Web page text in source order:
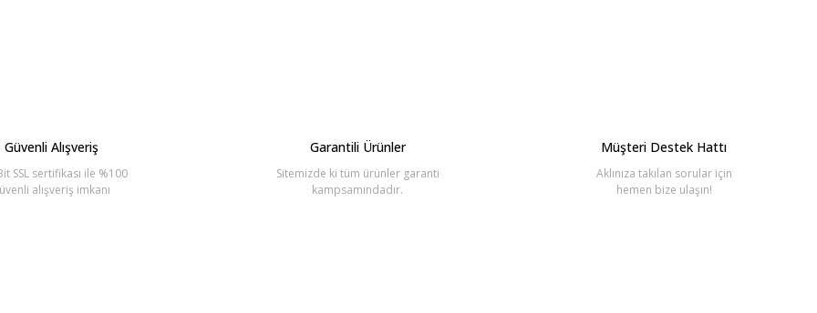
Güvenli Alışveriş
SSL sertifikası ile %100
alışveriş imkanı
Garantili Ürünler
Sitemizde ki tüm ürünler garanti
kampsamındadır.
Müşteri Destek Hattı
Aklınıza takılan sorular için
hemen bize ulaşın!